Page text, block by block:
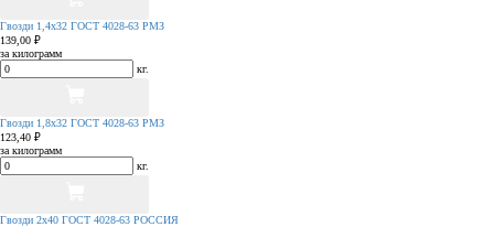
Гвозди 1,4х32 ГОСТ 4028-63 РМЗ
139,00 ₽
за килограмм
кг.
Гвозди 1,8х32 ГОСТ 4028-63 РМЗ
123,40 ₽
за килограмм
кг.
Гвозди 2х40 ГОСТ 4028-63 РОССИЯ